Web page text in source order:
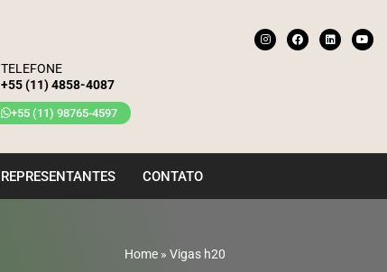
TELEFONE
+55 (11) 4858-4087
+55 (11) 98765-4597
REPRESENTANTES CONTATO
Home » Vigas h20